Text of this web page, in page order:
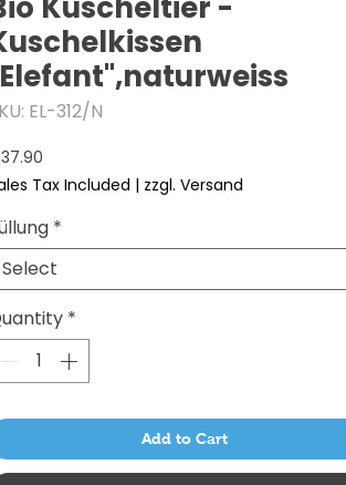
EL-312/N
Tax Included | zzgl. Versand
*
Select
*
Add to Cart